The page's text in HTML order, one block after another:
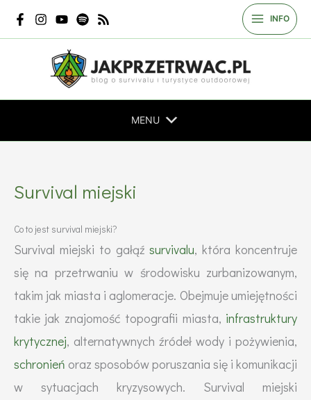
treści
INFO
MENU
Survival miejski
Co to jest survival miejski?
Survival miejski to gałąźsurvivalu, która koncentruje
się na przetrwaniu w środowisku zurbanizowanym,
takim jak miasta i aglomeracje. Obejmuje umiejętności
takie jak znajomość topografii miasta, infrastruktury
krytycznej, alternatywnych źródeł wody i pożywienia,
schronień oraz sposobów poruszania się i komunikacji
w sytuacjach kryzysowych. Survival miejski